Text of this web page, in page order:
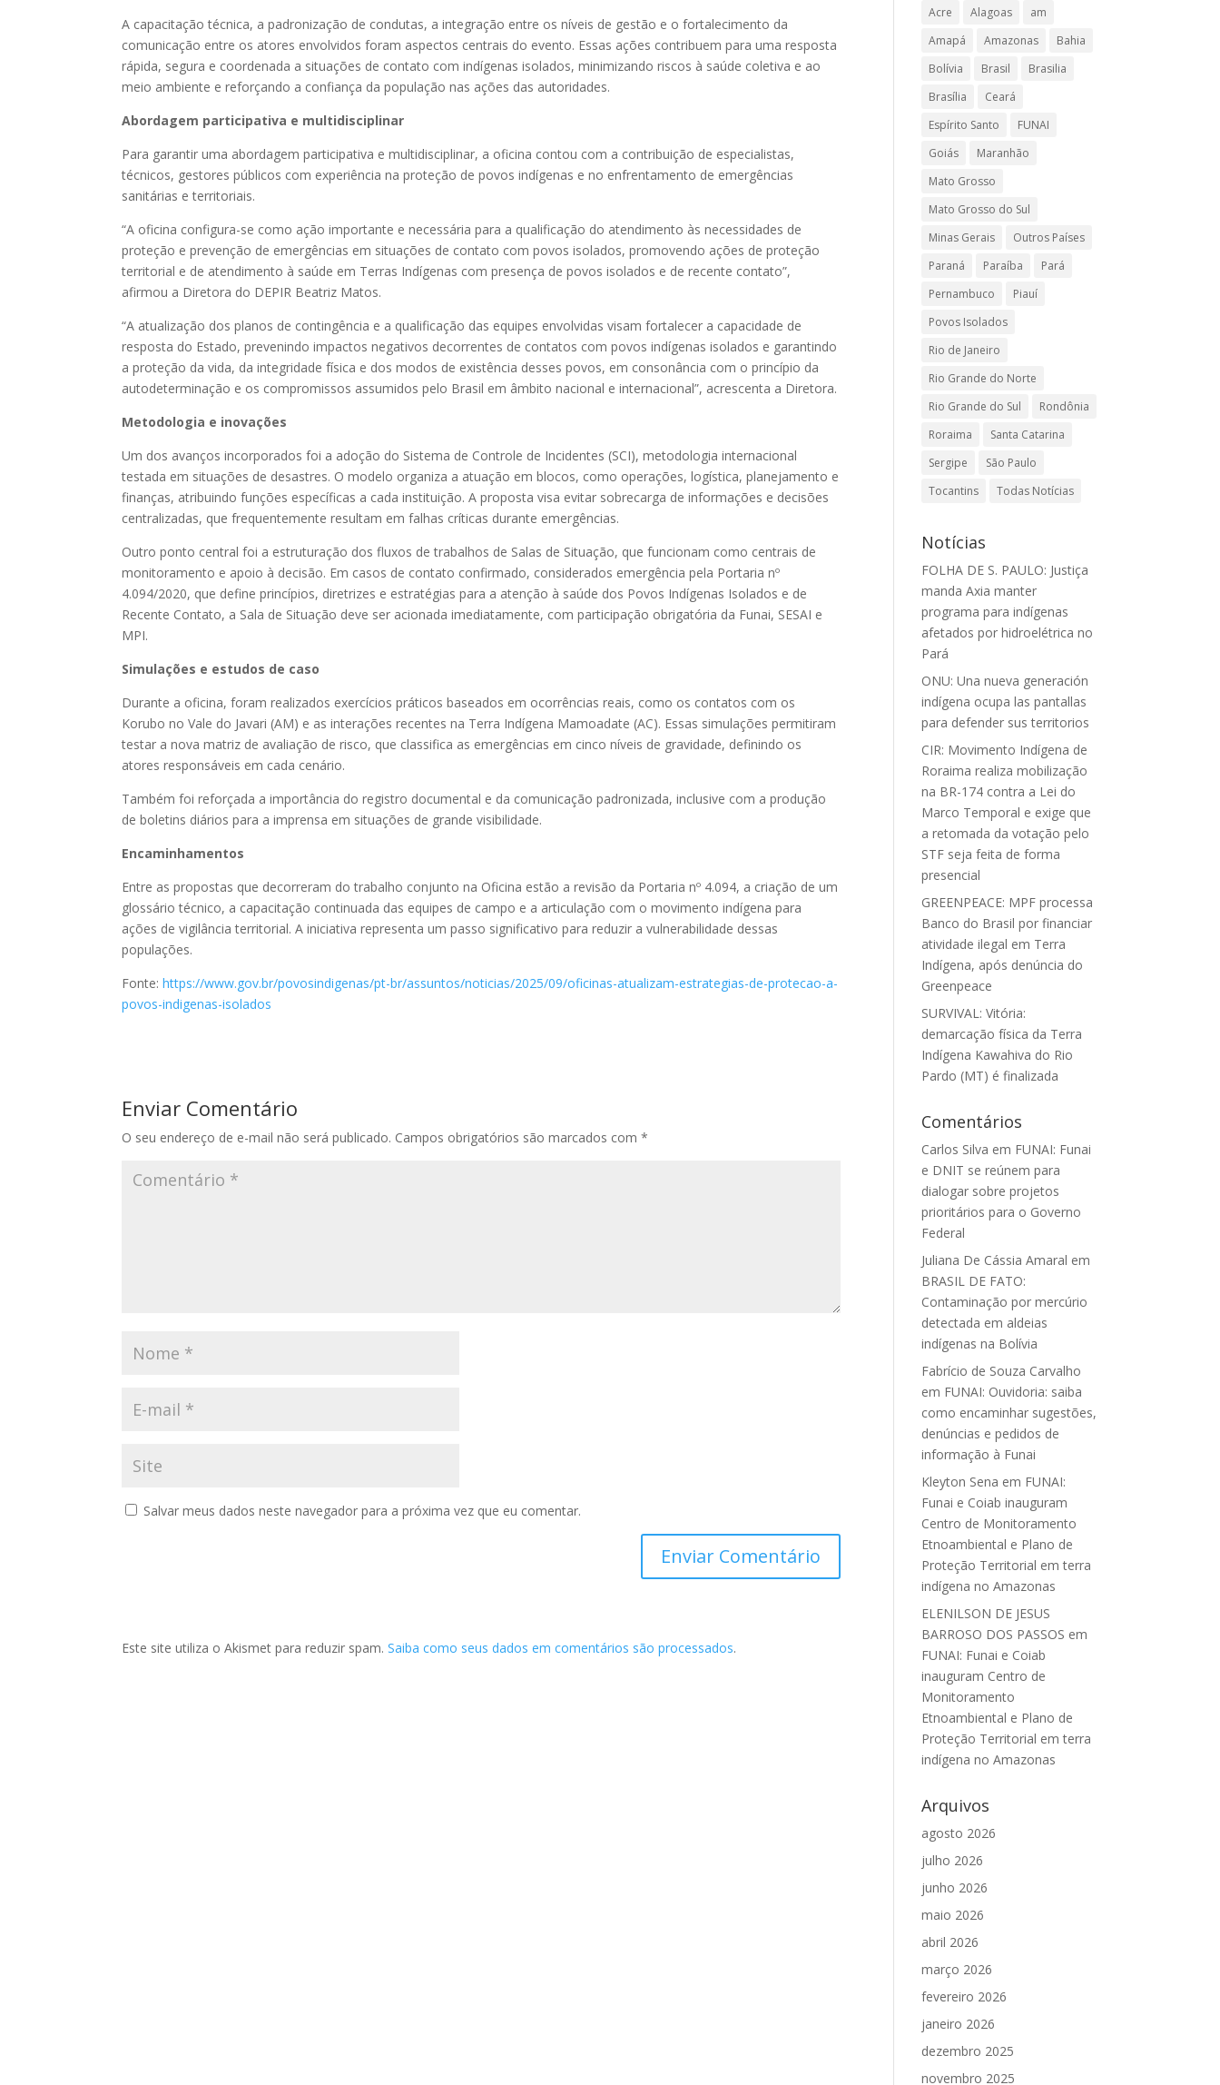
A capacitação técnica, a padronização de condutas, a integração entre os níveis de gestão e o fortalecimento da
comunicação entre os atores envolvidos foram aspectos centrais do evento. Essas ações contribuem para uma resposta
rápida, segura e coordenada a situações de contato com indígenas isolados, minimizando riscos à saúde coletiva e ao
meio ambiente e reforçando a confiança da população nas ações das autoridades.
Abordagem participativa e multidisciplinar
Para garantir uma abordagem participativa e multidisciplinar, a oficina contou com a contribuição de especialistas,
técnicos, gestores públicos com experiência na proteção de povos indígenas e no enfrentamento de emergências
sanitárias e territoriais.
“A oficina configura-se como ação importante e necessária para a qualificação do atendimento às necessidades de
proteção e prevenção de emergências em situações de contato com povos isolados, promovendo ações de proteção
territorial e de atendimento à saúde em Terras Indígenas com presença de povos isolados e de recente contato”,
afirmou a Diretora do DEPIR Beatriz Matos.
“A atualização dos planos de contingência e a qualificação das equipes envolvidas visam fortalecer a capacidade de
resposta do Estado, prevenindo impactos negativos decorrentes de contatos com povos indígenas isolados e garantindo
a proteção da vida, da integridade física e dos modos de existência desses povos, em consonância com o princípio da
autodeterminação e os compromissos assumidos pelo Brasil em âmbito nacional e internacional”, acrescenta a Diretora.
Metodologia e inovações
Um dos avanços incorporados foi a adoção do Sistema de Controle de Incidentes (SCI), metodologia internacional
testada em situações de desastres. O modelo organiza a atuação em blocos, como operações, logística, planejamento e
finanças, atribuindo funções específicas a cada instituição. A proposta visa evitar sobrecarga de informações e decisões
centralizadas, que frequentemente resultam em falhas críticas durante emergências.
Outro ponto central foi a estruturação dos fluxos de trabalhos de Salas de Situação, que funcionam como centrais de
monitoramento e apoio à decisão. Em casos de contato confirmado, considerados emergência pela Portaria nº
4.094/2020, que define princípios, diretrizes e estratégias para a atenção à saúde dos Povos Indígenas Isolados e de
Recente Contato, a Sala de Situação deve ser acionada imediatamente, com participação obrigatória da Funai, SESAI e
MPI.
Simulações e estudos de caso
Durante a oficina, foram realizados exercícios práticos baseados em ocorrências reais, como os contatos com os
Korubo no Vale do Javari (AM) e as interações recentes na Terra Indígena Mamoadate (AC). Essas simulações permitiram
testar a nova matriz de avaliação de risco, que classifica as emergências em cinco níveis de gravidade, definindo os
atores responsáveis em cada cenário.
Também foi reforçada a importância do registro documental e da comunicação padronizada, inclusive com a produção
de boletins diários para a imprensa em situações de grande visibilidade.
Encaminhamentos
Entre as propostas que decorreram do trabalho conjunto na Oficina estão a revisão da Portaria nº 4.094, a criação de um
glossário técnico, a capacitação continuada das equipes de campo e a articulação com o movimento indígena para
ações de vigilância territorial. A iniciativa representa um passo significativo para reduzir a vulnerabilidade dessas
populações.
Fonte:https://www.gov.br/povosindigenas/pt-br/assuntos/noticias/2025/09/oficinas-atualizam-estrategias-de-protecao-a-
povos-indigenas-isolados
Enviar Comentário
O seu endereço de e-mail não será publicado. Campos obrigatórios são marcados com*
Salvar meus dados neste navegador para a próxima vez que eu comentar.
Este site utiliza o Akismet para reduzir spam.Saiba como seus dados em comentários são processados.
Acre Alagoas
am
Amapá
Amazonas
Bahia
Bolívia
Brasil
Brasilia
Brasília
Ceará
Espírito Santo
FUNAI
Goiás
Maranhão
Mato Grosso
Mato Grosso do Sul
Minas Gerais
Outros Países
Paraná
Paraíba
Pará
Pernambuco
Piauí
Povos Isolados
Rio de Janeiro
Rio Grande do Norte
Rio Grande do Sul
Rondônia
Roraima
Santa Catarina
Sergipe
São Paulo
Tocantins
Todas Notícias
Notícias
FOLHA DE S. PAULO: Justiça
manda Axia manter
programa para indígenas
afetados por hidroelétrica no
Pará
ONU: Una nueva generación
indígena ocupa las pantallas
para defender sus territorios
CIR: Movimento Indígena de
Roraima realiza mobilização
na BR-174 contra a Lei do
Marco Temporal e exige que
a retomada da votação pelo
STF seja feita de forma
presencial
GREENPEACE: MPF processa
Banco do Brasil por financiar
atividade ilegal em Terra
Indígena, após denúncia do
Greenpeace
SURVIVAL: Vitória:
demarcação física da Terra
Indígena Kawahiva do Rio
Pardo (MT) é finalizada
Comentários
Carlos Silva em FUNAI: Funai
e DNIT se reúnem para
dialogar sobre projetos
prioritários para o Governo
Federal
Juliana De Cássia Amaral em
BRASIL DE FATO:
Contaminação por mercúrio
detectada em aldeias
indígenas na Bolívia
Fabrício de Souza Carvalho
em FUNAI: Ouvidoria: saiba
como encaminhar sugestões,
denúncias e pedidos de
informação à Funai
Kleyton Sena em FUNAI:
Funai e Coiab inauguram
Centro de Monitoramento
Etnoambiental e Plano de
Proteção Territorial em terra
indígena no Amazonas
ELENILSON DE JESUS
BARROSO DOS PASSOS em
FUNAI: Funai e Coiab
inauguram Centro de
Monitoramento
Etnoambiental e Plano de
Proteção Territorial em terra
indígena no Amazonas
Arquivos
agosto 2026
julho 2026
junho 2026
maio 2026
abril 2026
março 2026
fevereiro 2026
janeiro 2026
dezembro 2025
novembro 2025